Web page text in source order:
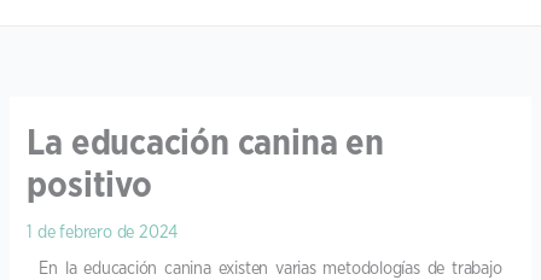
La educación canina en
positivo
1 de febrero de 2024
En la educación canina existen varias metodologías de trabajo